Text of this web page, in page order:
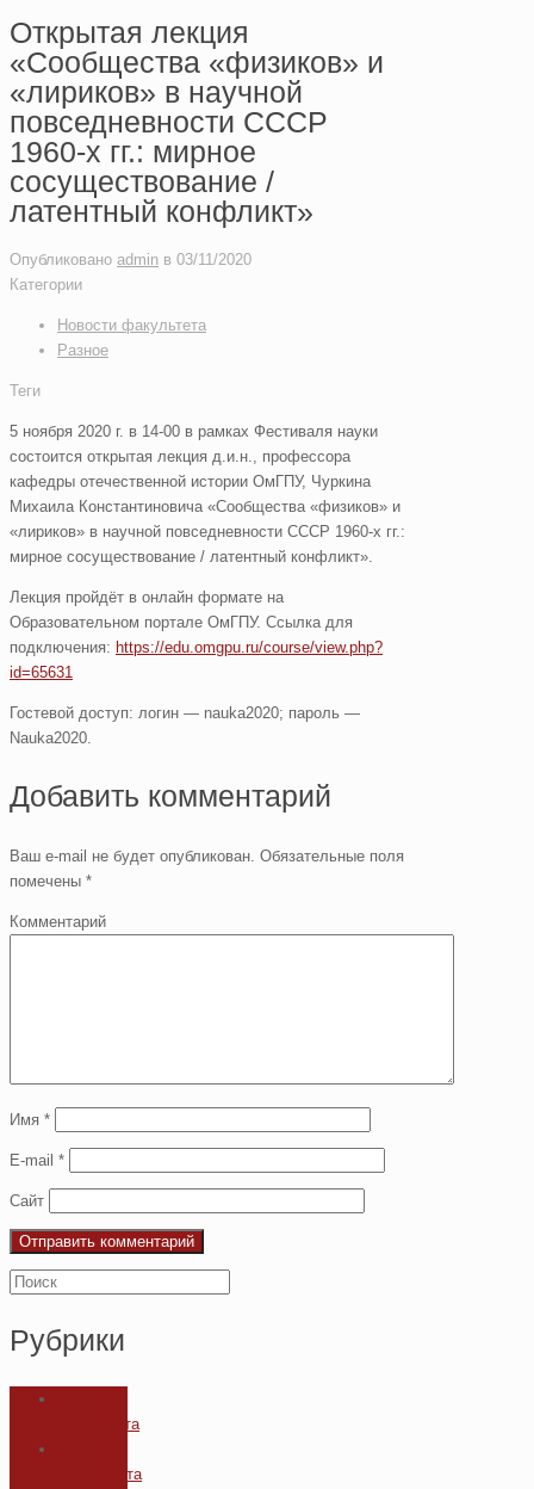
Открытая лекция
«Сообщества «физиков» и
«лириков» в научной
повседневности СССР
1960-х гг.: мирное
сосуществование /
латентный конфликт»
Опубликовано admin в 03/11/2020
Категории
Новости факультета
Разное
Теги
5 ноября 2020 г. в 14-00 в рамках Фестиваля науки
состоится открытая лекция д.и.н., профессора
кафедры отечественной истории ОмГПУ, Чуркина
Михаила Константиновича «Сообщества «физиков» и
«лириков» в научной повседневности СССР 1960-х гг.:
мирное сосуществование / латентный конфликт».
Лекция пройдёт в онлайн формате на
Образовательном портале ОмГПУ. Ссылка для
подключения: https://edu.omgpu.ru/course/view.php?
id=65631
Гостевой доступ: логин — nauka2020; пароль —
Nauka2020.
Добавить комментарий
Ваш e-mail не будет опубликован. Обязательные поля
помечены *
Комментарий
Имя *
E-mail *
Сайт
Рубрики
студсовета
факультета